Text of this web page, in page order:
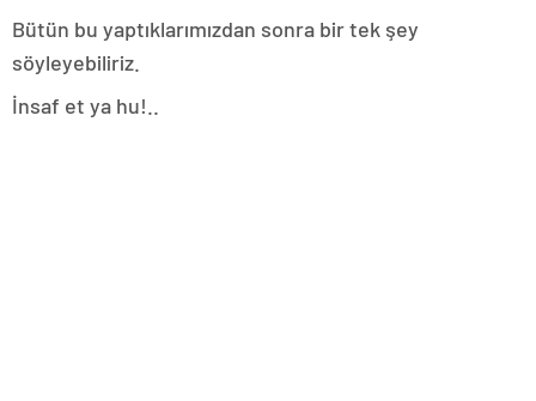
Bütün bu yaptıklarımızdan sonra bir tek şey
söyleyebiliriz.
İnsaf et ya hu!..